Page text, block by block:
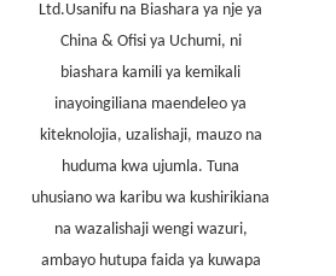
Ltd.Usanifu na Biashara ya nje ya
China & Ofisi ya Uchumi, ni
biashara kamili ya kemikali
inayoingiliana maendeleo ya
kiteknolojia, uzalishaji, mauzo na
huduma kwa ujumla. Tuna
uhusiano wa karibu wa kushirikiana
na wazalishaji wengi wazuri,
ambayo hutupa faida ya kuwapa